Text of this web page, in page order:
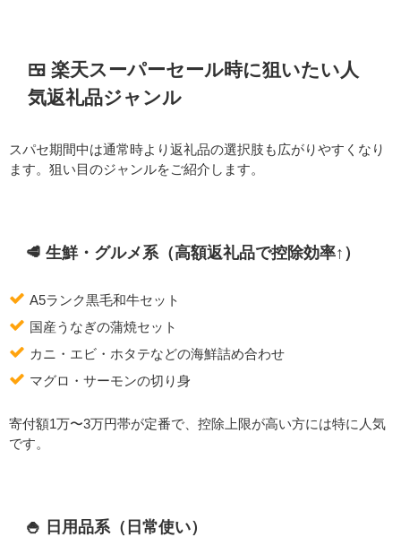
🍱 楽天スーパーセール時に狙いたい人
気返礼品ジャンル
スパセ期間中は通常時より返礼品の選択肢も広がりやすくなり
ます。狙い目のジャンルをご紹介します。
🥩 生鮮・グルメ系（高額返礼品で控除効率↑）
A5ランク黒毛和牛セット
国産うなぎの蒲焼セット
カニ・エビ・ホタテなどの海鮮詰め合わせ
マグロ・サーモンの切り身
寄付額1万〜3万円帯が定番で、控除上限が高い方には特に人気
です。
🍚 日用品系（日常使い）